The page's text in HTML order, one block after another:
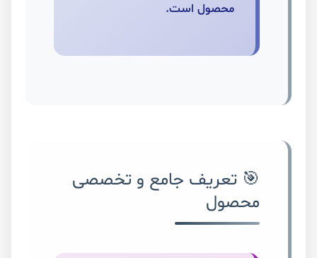
محصول است.
🎯 تعریف جامع و تخصصی
محصول